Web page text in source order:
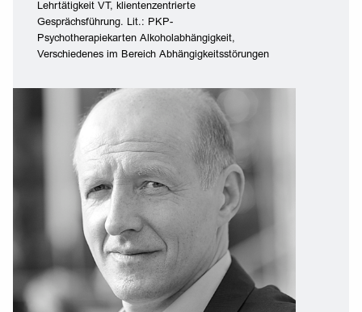
Lehrtätigkeit VT, klientenzentrierte
Gesprächsführung. Lit.: PKP-
Psychotherapiekarten Alkoholabhängigkeit,
Verschiedenes im Bereich Abhängigkeitsstörungen